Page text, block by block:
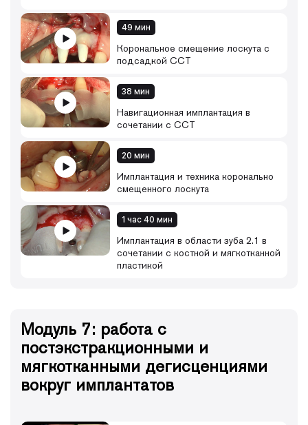
49 мин
Корональное смещение лоскута с
подсадкой ССТ
38 мин
Навигационная имплантация в
сочетании с ССТ
20 мин
Имплантация и техника коронально
смещенного лоскута
1 час 40 мин
Имплантация в области зуба 2.1 в
сочетании с костной и мягкотканной
пластикой
Модуль 7: работа с
постэкстракционными и
мягкотканными дегисценциями
вокруг имплантатов